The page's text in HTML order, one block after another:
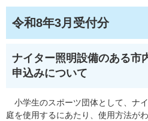
令和8年3月受付分
ナイター照明設備のある市
申込みについて
小学生のスポーツ団体として、ナ
庭を使用するにあたり、使用方法が